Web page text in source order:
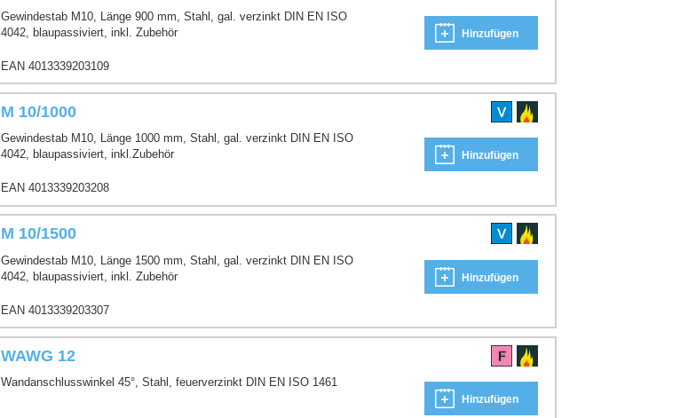
Gewindestab M10, Länge 900 mm, Stahl, gal. verzinkt DIN EN ISO
4042, blaupassiviert, inkl. Zubehör
Hinzufügen
EAN 4013339203109
M 10/1000
Gewindestab M10, Länge 1000 mm, Stahl, gal. verzinkt DIN EN ISO
4042, blaupassiviert, inkl.Zubehör
Hinzufügen
EAN 4013339203208
M 10/1500
Gewindestab M10, Länge 1500 mm, Stahl, gal. verzinkt DIN EN ISO
4042, blaupassiviert, inkl. Zubehör
Hinzufügen
EAN 4013339203307
WAWG 12
Wandanschlusswinkel 45°, Stahl, feuerverzinkt DIN EN ISO 1461
Hinzufügen